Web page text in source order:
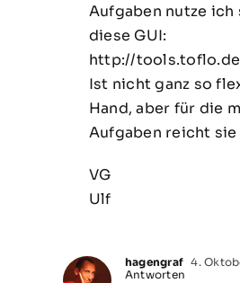
Aufgaben nutze
diese GUI:
http://
Ist nicht ganz so
Hand, aber für die
Aufgaben reicht sie
VG
Ulf
hagengraf 4.
Antworten